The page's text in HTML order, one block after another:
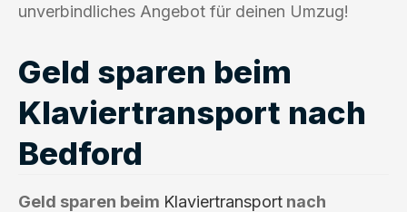
unverbindliches Angebot für deinen Umzug!
Geld sparen beim
Klaviertransport nach
Bedford
Geld sparen beim Klaviertransport nach